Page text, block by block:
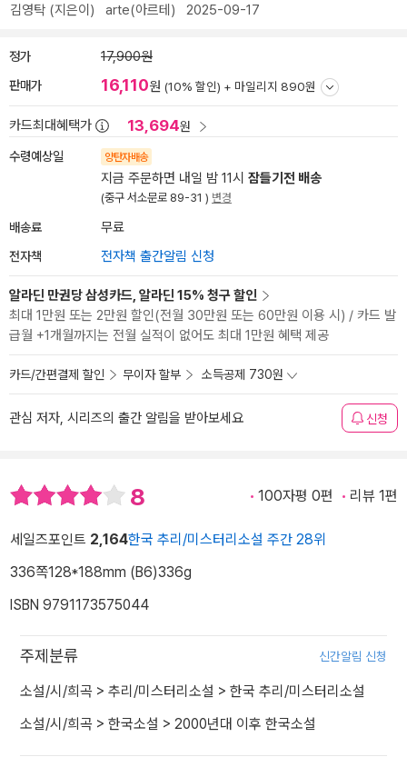
김영탁 (지은이) arte(아르테) 2025-09-17
정가 17,900원
판매가 16,110원 (10% 할인) + 마일리지 890원
카드최대혜택가 13,694원
수령예상일 양탄자배송
지금 주문하면 내일 밤 11시 잠들기전 배송
(중구 서소문로 89-31 ) 변경
배송료 무료
전자책 전자책 출간알림 신청
알라딘 만권당 삼성카드, 알라딘 15% 청구 할인
최대 1만원 또는 2만원 할인(전월 30만원 또는 60만원 이용 시) / 카드 발
급월 +1개월까지는 전월 실적이 없어도 최대 1만원 혜택 제공
카드/간편결제 할인 무이자 할부 소득공제 730원
관심 저자, 시리즈의 출간 알림을 받아보세요 신청
8 100자평 0편 리뷰 1편
세일즈포인트 2,164한국 추리/미스터리소설 주간 28위
336쪽128*188mm (B6)336g
ISBN 9791173575044
주제분류 신간알림 신청
소설/시/희곡 > 추리/미스터리소설 > 한국 추리/미스터리소설
소설/시/희곡 > 한국소설 > 2000년대 이후 한국소설